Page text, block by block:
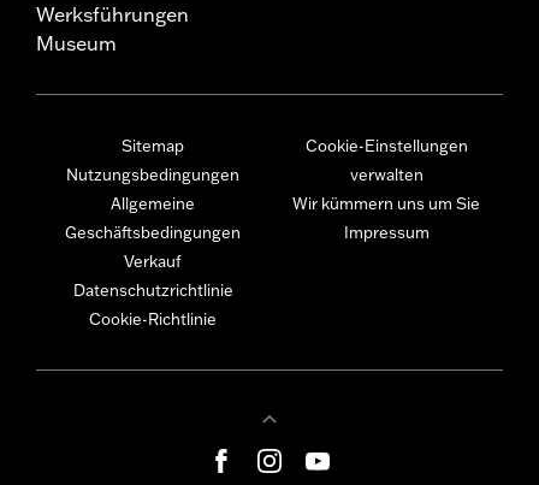
Werksführungen
Museum
Sitemap
Nutzungsbedingungen
Allgemeine
Geschäftsbedingungen
Verkauf
Datenschutzrichtlinie
Cookie-Richtlinie
Cookie-Einstellungen
verwalten
Wir kümmern uns um Sie
Impressum